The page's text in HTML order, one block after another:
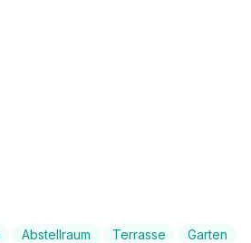
Abstellraum Terrasse Garten